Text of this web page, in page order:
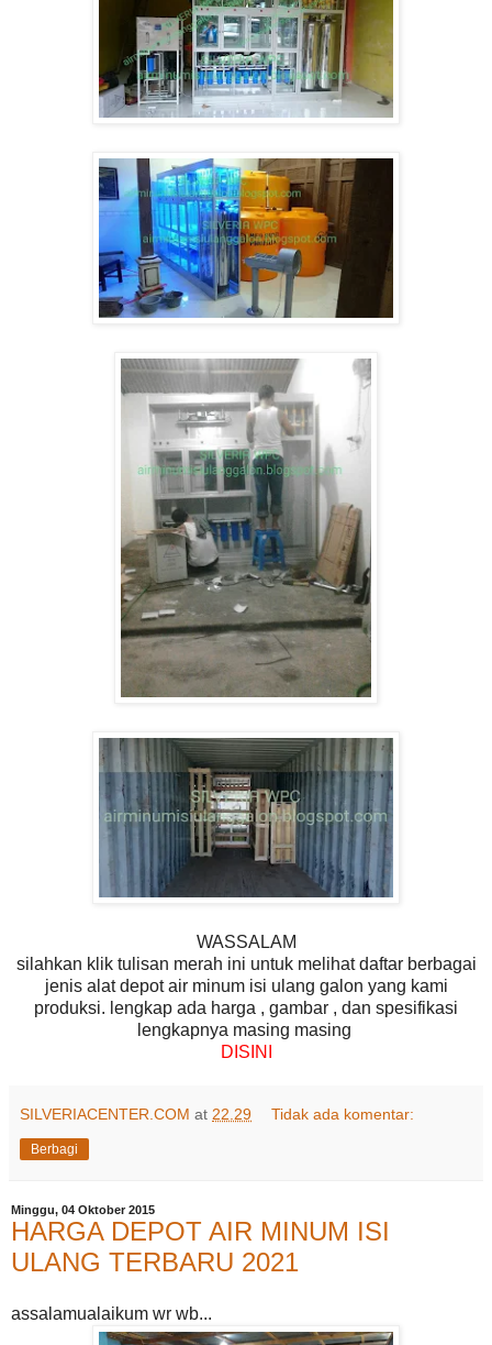
WASSALAM
silahkan klik tulisan merah ini untuk melihat daftar berbagai
jenis alat depot air minum isi ulang galon yang kami
produksi. lengkap ada harga , gambar , dan spesifikasi
lengkapnya masing masing
DISINI
SILVERIACENTER.COM at 22.29 Tidak ada komentar:
Berbagi
Minggu, 04 Oktober 2015
HARGA DEPOT AIR MINUM ISI
ULANG TERBARU 2021
assalamualaikum wr wb...